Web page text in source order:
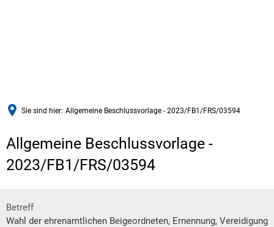
Sie sind hier: Allgemeine Beschlussvorlage - 2023/FB1/FRS/03594
Allgemeine Beschlussvorlage -
2023/FB1/FRS/03594
Betreff
Wahl der ehrenamtlichen Beigeordneten, Ernennung, Vereidigung